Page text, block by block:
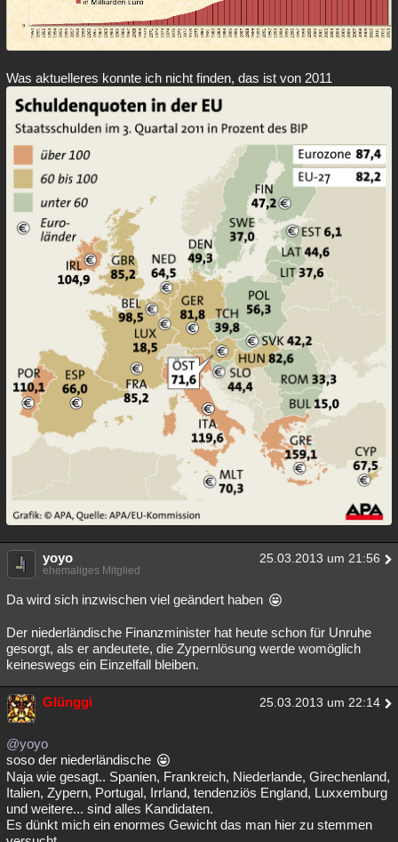
Was aktuelleres konnte ich nicht finden, das ist von 2011
yoyo 25.03.2013 um 21:56
ehemaliges Mitglied
Da wird sich inzwischen viel geändert haben
Der niederländische Finanzminister hat heute schon für Unruhe
gesorgt, als er andeutete, die Zypernlösung werde womöglich
keineswegs ein Einzelfall bleiben.
Glünggi 25.03.2013 um 22:14
@yoyo
soso der niederländische
Naja wie gesagt.. Spanien, Frankreich, Niederlande, Girechenland,
Italien, Zypern, Portugal, Irrland, tendenziös England, Luxxemburg
und weitere... sind alles Kandidaten.
Es dünkt mich ein enormes Gewicht das man hier zu stemmen